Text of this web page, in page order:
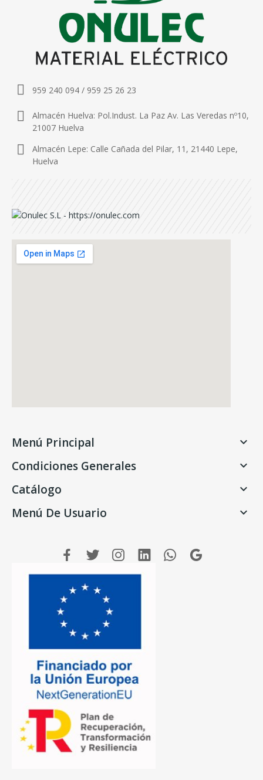
959 240 094 / 959 25 26 23
Almacén Huelva: Pol.Indust. La Paz Av. Las Veredas nº10,
21007 Huelva
Almacén Lepe: Calle Cañada del Pilar, 11, 21440 Lepe,
Huelva
Menú Principal 
Condiciones Generales 
Catálogo 
Menú De Usuario 